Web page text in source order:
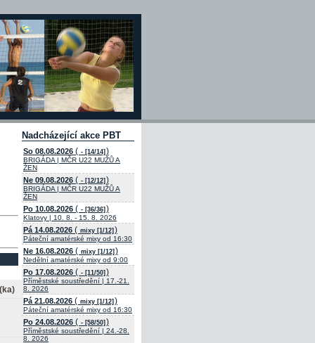
Nadcházející akce PBT
So 08.08.2026 ( - [14/14] )
BRIGÁDA | MČR U22 MUŽŮ A
ŽEN
Ne 09.08.2026 ( - [12/12] )
BRIGÁDA | MČR U22 MUŽŮ A
ŽEN
Po 10.08.2026 ( - [36/36] )
Klatovy | 10. 8. - 15. 8. 2026
Pá 14.08.2026 ( mixy [1/12] )
Páteční amatérské mixy od 16:30
Ne 16.08.2026 ( mixy [1/12] )
Nedělní amatérské mixy od 9:00
Po 17.08.2026 ( - [11/50] )
Příměstské soustředění | 17.-21.
8. 2026
Pá 21.08.2026 ( mixy [1/12] )
Páteční amatérské mixy od 16:30
Po 24.08.2026 ( - [58/50] )
Příměstské soustředění | 24.-28.
8. 2026